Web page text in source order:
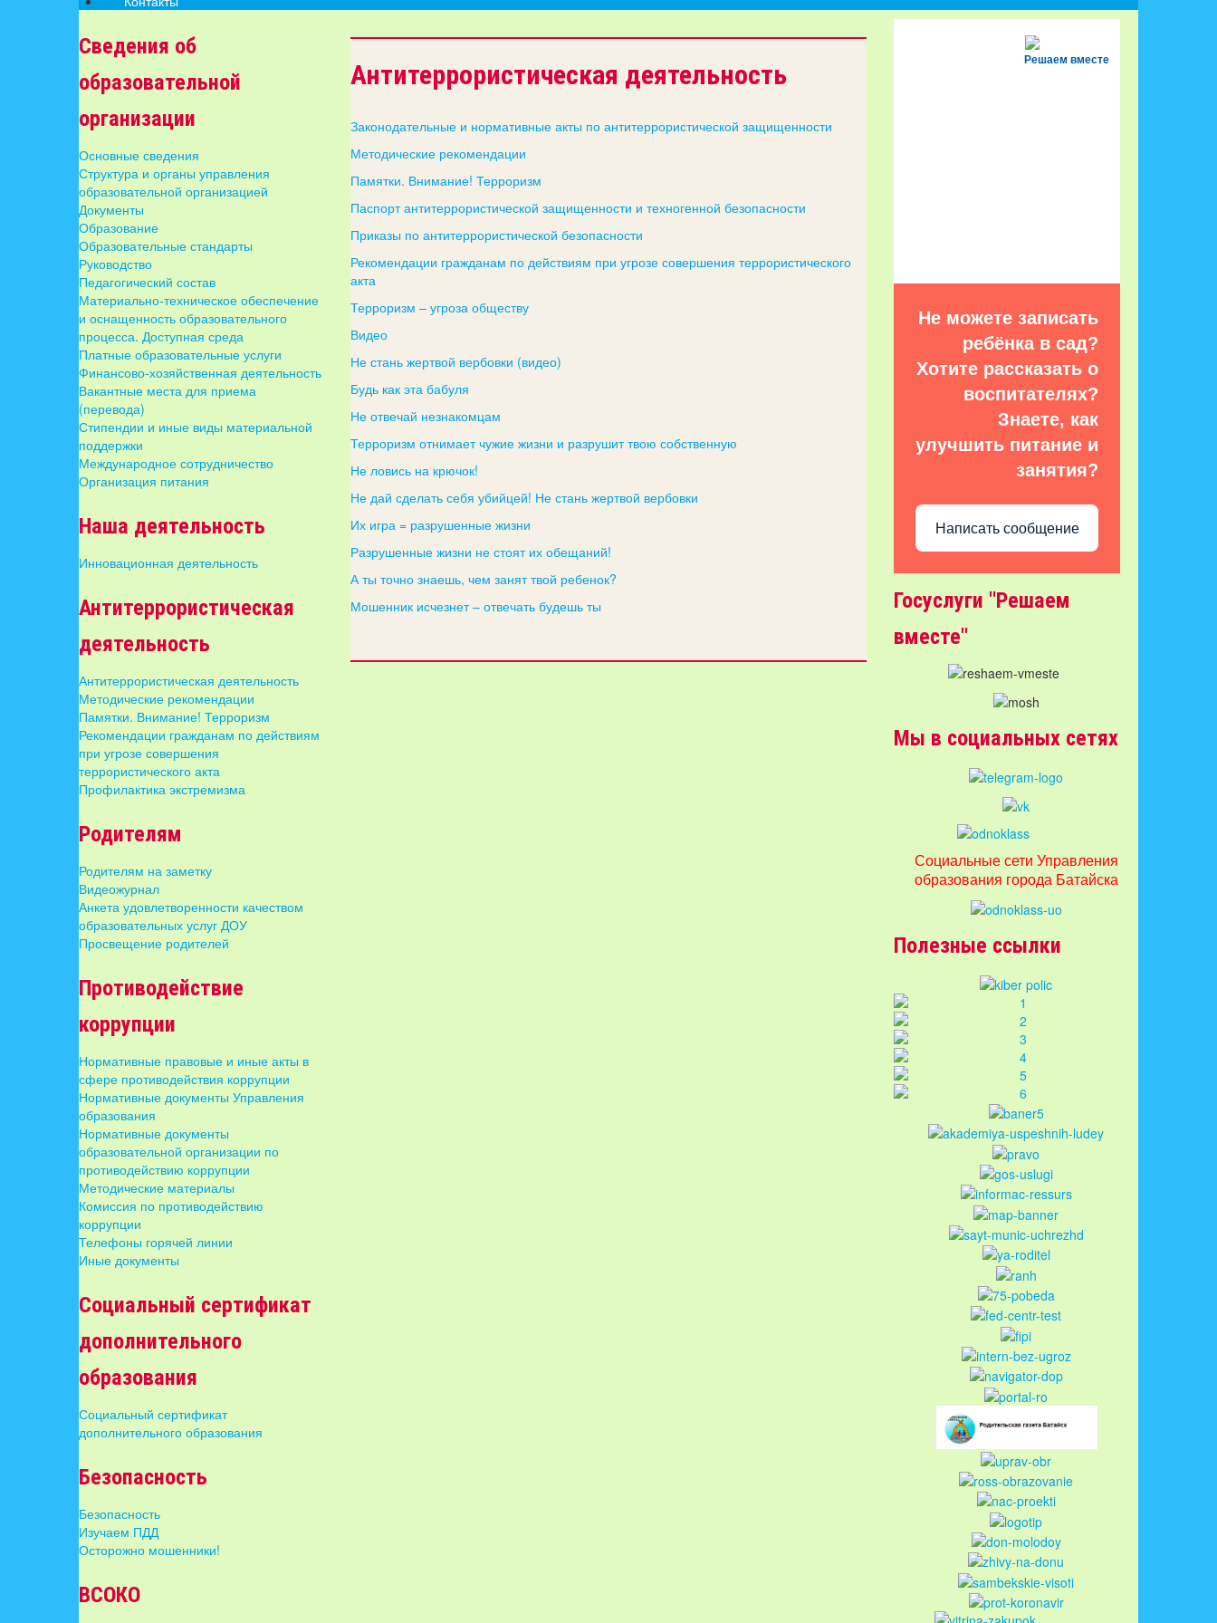
Сведения об
образовательной
организации
Основные сведения
Структура и органы управления
образовательной организацией
Документы
Образование
Образовательные стандарты
Руководство
Педагогический состав
Материально-техническое обеспечение
и оснащенность образовательного
процесса. Доступная среда
Платные образовательные услуги
Финансово-хозяйственная деятельность
Вакантные места для приема
(перевода)
Стипендии и иные виды материальной
поддержки
Международное сотрудничество
Организация питания
Наша деятельность
Инновационная деятельность
Антитеррористическая
деятельность
Антитеррористическая деятельность
Методические рекомендации
Памятки. Внимание! Терроризм
Рекомендации гражданам по действиям
при угрозе совершения
террористического акта
Профилактика экстремизма
Родителям
Родителям на заметку
Видеожурнал
Анкета удовлетворенности качеством
образовательных услуг ДОУ
Просвещение родителей
Противодействие
коррупции
Нормативные правовые и иные акты в
сфере противодействия коррупции
Нормативные документы Управления
образования
Нормативные документы
образовательной организации по
противодействию коррупции
Методические материалы
Комиссия по противодействию
коррупции
Телефоны горячей линии
Иные документы
Социальный сертификат
дополнительного
образования
Социальный сертификат
дополнительного образования
Безопасность
Безопасность
Изучаем ПДД
Осторожно мошенники!
ВСОКО
Антитеррористическая деятельность
Законодательные и нормативные акты по антитеррористической защищенности
Методические рекомендации
Памятки. Внимание! Терроризм
Паспорт антитеррористической защищенности и техногенной безопасности
Приказы по антитеррористической безопасности
Рекомендации гражданам по действиям при угрозе совершения террористического
акта
Терроризм – угроза обществу
Видео
Не стань жертвой вербовки (видео)
Будь как эта бабуля
Не отвечай незнакомцам
Терроризм отнимает чужие жизни и разрушит твою собственную
Не ловись на крючок!
Не дай сделать себя убийцей! Не стань жертвой вербовки
Их игра = разрушенные жизни
Разрушенные жизни не стоят их обещаний!
А ты точно знаешь, чем занят твой ребенок?
Мошенник исчезнет – отвечать будешь ты
Решаем вместе
Не можете записать
ребёнка в сад?
Хотите рассказать о
воспитателях?
Знаете, как
улучшить питание и
занятия?
Написать сообщение
Госуслуги "Решаем
вместе"
Мы в социальных сетях
Социальные сети Управления
образования города Батайска
Полезные ссылки